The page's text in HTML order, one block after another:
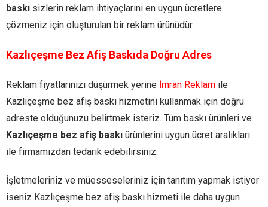
baskı sizlerin reklam ihtiyaçlarını en uygun ücretlere
çözmeniz için oluşturulan bir reklam ürünüdür.
Kazlıçeşme Bez Afiş Baskıda Doğru Adres
Reklam fiyatlarınızı düşürmek yerine İmran Reklam ile
Kazlıçeşme bez afiş baskı hizmetini kullanmak için doğru
adreste olduğunuzu belirtmek isteriz. Tüm baskı ürünleri ve
Kazlıçeşme bez afiş baskı ürünlerini uygun ücret aralıkları
ile firmamızdan tedarik edebilirsiniz.
İşletmeleriniz ve müesseseleriniz için tanıtım yapmak istiyor
iseniz Kazlıçeşme bez afiş baskı hizmeti ile daha uygun